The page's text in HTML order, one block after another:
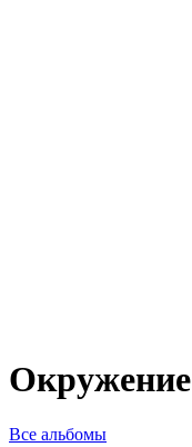
Окружение
Все альбомы